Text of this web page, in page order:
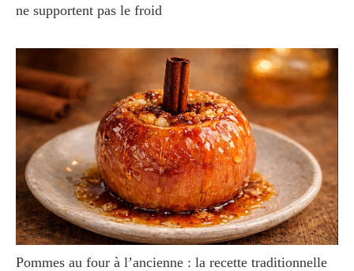
ne supportent pas le froid
Pommes au four à l’ancienne : la recette traditionnelle